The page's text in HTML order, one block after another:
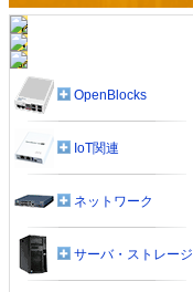
OpenBlocks
IoT関連
ネットワーク
サーバ・ストレージ